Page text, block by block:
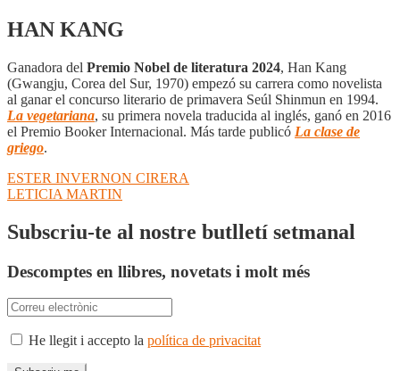
HAN KANG
Ganadora del Premio Nobel de literatura 2024, Han Kang
(Gwangju, Corea del Sur, 1970) empezó su carrera como novelista
al ganar el concurso literario de primavera Seúl Shinmun en 1994.
La vegetariana, su primera novela traducida al inglés, ganó en 2016
el Premio Booker Internacional. Más tarde publicó La clase de
griego.
Navegació
d'entrades
Entrada
anterior:
ESTER INVERNON CIRERA
Pròxima
LETICIA MARTIN
Subscriu-te al nostre butlletí setmanal
Descomptes en llibres, novetats i molt més
He llegit i accepto la política de privacitat